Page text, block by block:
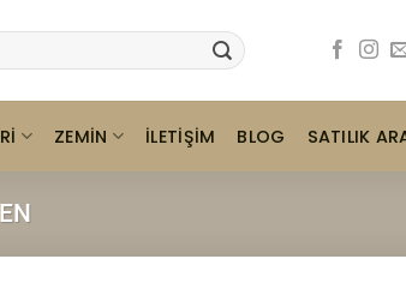
ZEMIN İLETIŞIM BLOG SATILIK